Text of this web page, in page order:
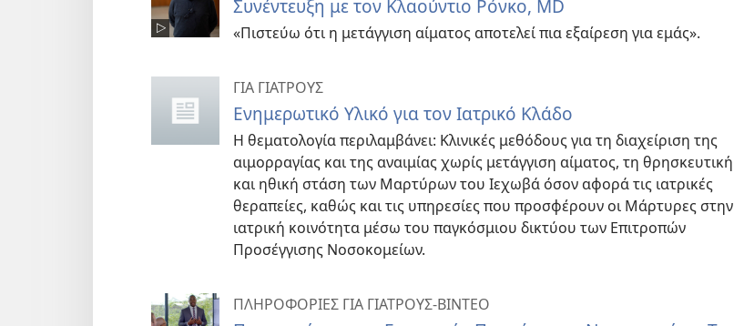
Συνέντευξη με τον Κλαούντιο Ρόνκο, MD
«Πιστεύω ότι η μετάγγιση αίματος αποτελεί πια εξαίρεση για εμάς».
ΓΙΑ ΓΙΑΤΡΟΥΣ
Ενημερωτικό Υλικό για τον Ιατρικό Κλάδο
Η θεματολογία περιλαμβάνει: Κλινικές μεθόδους για τη διαχείριση της
αιμορραγίας και της αναιμίας χωρίς μετάγγιση αίματος, τη θρησκευτική
και ηθική στάση των Μαρτύρων του Ιεχωβά όσον αφορά τις ιατρικές
θεραπείες, καθώς και τις υπηρεσίες που προσφέρουν οι Μάρτυρες στην
ιατρική κοινότητα μέσω του παγκόσμιου δικτύου των Επιτροπών
Προσέγγισης Νοσοκομείων.
ΠΛΗΡΟΦΟΡΙΕΣ ΓΙΑ ΓΙΑΤΡΟΥΣ-ΒΙΝΤΕΟ